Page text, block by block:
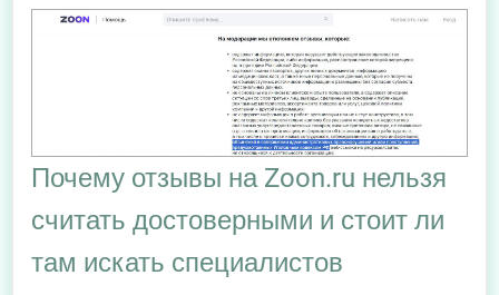
Почему отзывы на Zoon.ru нельзя
считать достоверными и стоит ли
там искать специалистов